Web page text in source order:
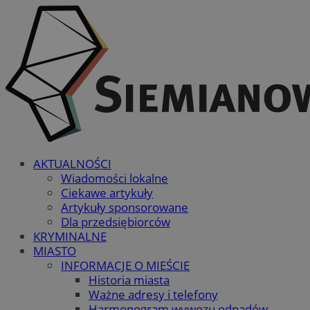
AKTUALNOŚCI
Wiadomości lokalne
Ciekawe artykuły
Artykuły sponsorowane
Dla przedsiębiorców
KRYMINALNE
MIASTO
INFORMACJE O MIEŚCIE
Historia miasta
Ważne adresy i telefony